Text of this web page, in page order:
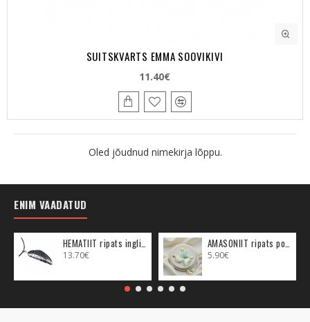
SUITSKVARTS EMMA SOOVIKIVI
11.40€
Oled jõudnud nimekirja lõppu.
ENIM VAADATUD
13.70€ 5.90€